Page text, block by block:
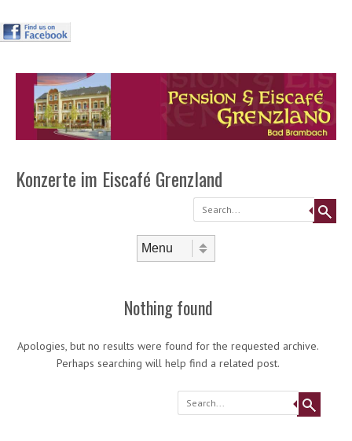
Konzerte im Eiscafé Grenzland
Search
Nothing found
Apologies, but no results were found for the requested archive.
Perhaps searching will help find a related post.
Search